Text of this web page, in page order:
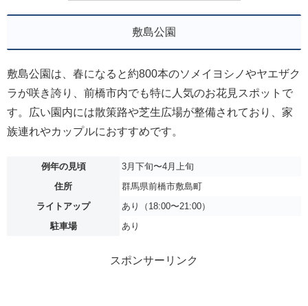
敷島公園
敷島公園は、春になると約800本のソメイヨシノやヤエザク
ラが咲き誇り、前橋市内でも特に人気のお花見スポットで
す。広い園内には散策路や芝生広場が整備されており、家
族連れやカップルにおすすめです。
例年の見頃
3月下旬〜4月上旬
住所
群馬県前橋市敷島町
ライトアップ
あり（18:00〜21:00）
駐車場
あり
スポンサーリンク